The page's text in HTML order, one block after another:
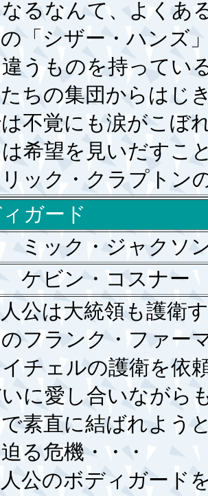
なるなんて、よくあ
「シザー・ハンズ
うものを持ってい
ちの集団からはじ
不覚にも涙がこぼ
は希望を見いだす
ック・クラプトン
ガード
ミック・ジャクソ
ケビン・コスナ
公は大統領も護衛
フランク・ファー
チェルの護衛を依
いに愛し合いながら
素直に結ばれよう
る危機・・・
公のボディガード